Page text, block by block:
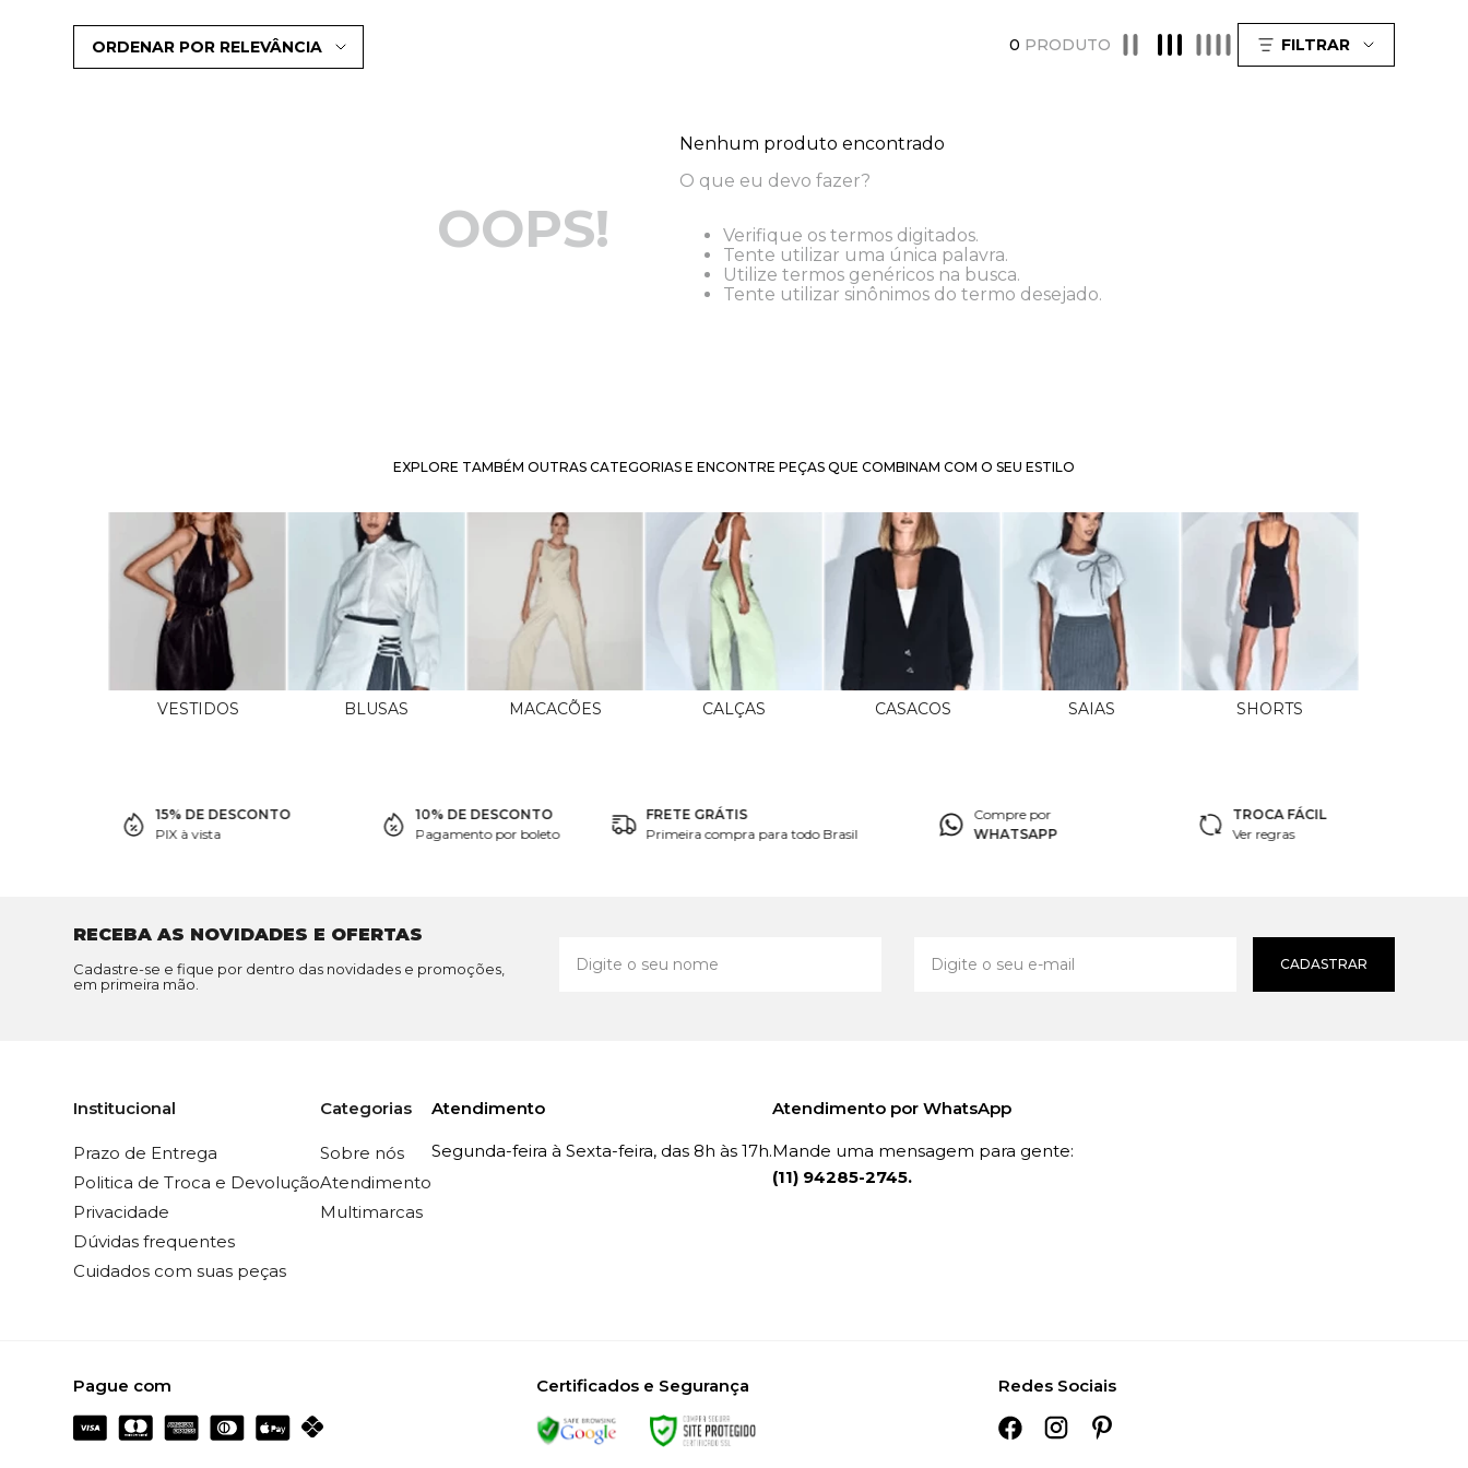
ORDENAR POR RELEVÂNCIA 0 PRODUTO FILTRAR
OOPS!
Nenhum produto encontrado
O que eu devo fazer?
Verifique os termos digitados.
Tente utilizar uma única palavra.
Utilize termos genéricos na busca.
Tente utilizar sinônimos do termo desejado.
EXPLORE TAMBÉM OUTRAS CATEGORIAS E ENCONTRE PEÇAS QUE COMBINAM COM O SEU ESTILO
VESTIDOS BLUSAS MACACÕES CALÇAS CASACOS SAIAS SHORTS
15% DE DESCONTO
PIX à vista
10% DE DESCONTO
Pagamento por boleto
FRETE GRÁTIS
Primeira compra para todo Brasil
Compre por
WHATSAPP
TROCA FÁCIL
Ver regras
RECEBA AS NOVIDADES E OFERTAS
Cadastre-se e fique por dentro das novidades e promoções,
em primeira mão.
CADASTRAR
Institucional
Prazo de Entrega
Politica de Troca e Devolução
Privacidade
Dúvidas frequentes
Cuidados com suas peças
Categorias
Sobre nós
Atendimento
Multimarcas
Atendimento
Segunda-feira à Sexta-feira, das 8h às 17h.
Atendimento por WhatsApp
Mande uma mensagem para gente:
(11) 94285-2745.
Pague com Certificados e Segurança Redes Sociais